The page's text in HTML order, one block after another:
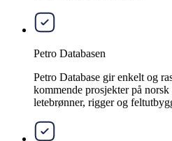
Petro Databasen
Petro Database gir enkelt og
kommende prosjekter på
letebrønner, rigger og